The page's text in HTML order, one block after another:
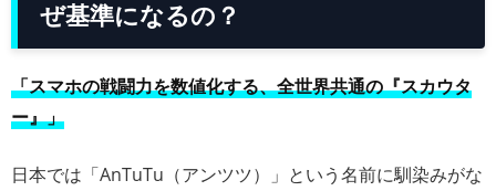
ぜ基準になるの？
「スマホの戦闘力を数値化する、全世界共通の『スカウタ
ー』」
日本では「AnTuTu（アンツツ）」という名前に馴染みがな